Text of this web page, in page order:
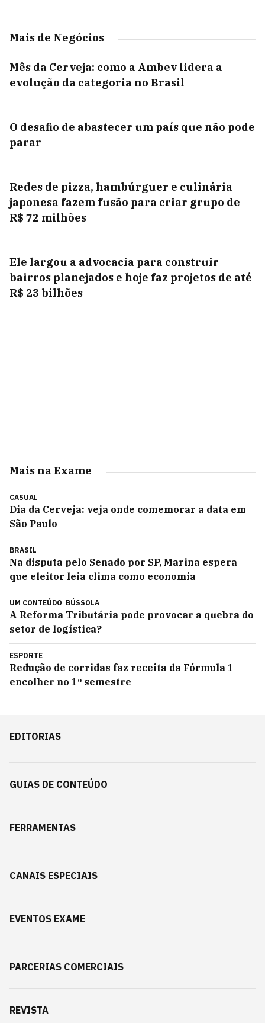
Mais de Negócios
Mês da Cerveja: como a Ambev lidera a
evolução da categoria no Brasil
O desafio de abastecer um país que não pode
parar
Redes de pizza, hambúrguer e culinária
japonesa fazem fusão para criar grupo de
R$ 72 milhões
Ele largou a advocacia para construir
bairros planejados e hoje faz projetos de até
R$ 23 bilhões
Mais na Exame
CASUAL
Dia da Cerveja: veja onde comemorar a data em
São Paulo
BRASIL
Na disputa pelo Senado por SP, Marina espera
que eleitor leia clima como economia
UM CONTEÚDO BÚSSOLA
A Reforma Tributária pode provocar a quebra do
setor de logística?
ESPORTE
Redução de corridas faz receita da Fórmula 1
encolher no 1º semestre
EDITORIAS
GUIAS DE CONTEÚDO
FERRAMENTAS
CANAIS ESPECIAIS
EVENTOS EXAME
PARCERIAS COMERCIAIS
REVISTA